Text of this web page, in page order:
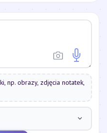
np. obrazy, zdjęcia notatek,